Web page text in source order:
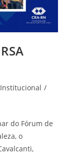
Institucional /
do Fórum de
o